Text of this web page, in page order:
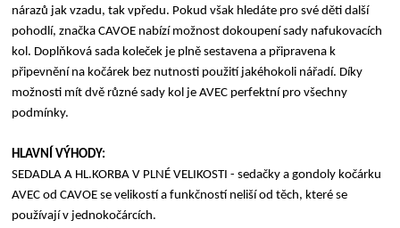
nárazů jak vzadu, tak vpředu. Pokud však hledáte pro své děti další
pohodlí, značka CAVOE nabízí možnost dokoupení sady nafukovacích
kol. Doplňková sada koleček je plně sestavena a připravena k
připevnění na kočárek bez nutnosti použití jakéhokoli nářadí. Díky
možnosti mít dvě různé sady kol je AVEC perfektní pro všechny
podmínky.
HLAVNÍ VÝHODY:
SEDADLA A HL.KORBA V PLNÉ VELIKOSTI - sedačky a gondoly kočárku
AVEC od CAVOE se velikostí a funkčností neliší od těch, které se
používají v jednokočárcích.